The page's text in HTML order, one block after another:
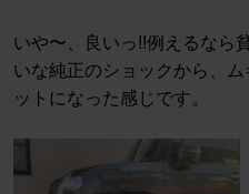
いや〜、良いっ!!例えるなら
いな純正のショックから、
ットになった感じです。